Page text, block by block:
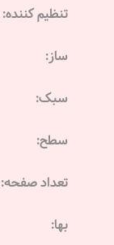
تنظیم کننده:
ساز:
سبک:
سطح:
تعداد صفحه:
بها: